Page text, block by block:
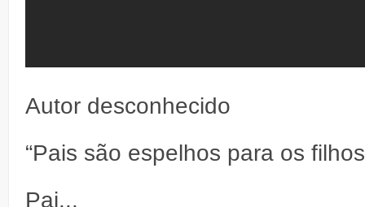
Autor desconhecido
“Pais são espelhos para os
Pai...